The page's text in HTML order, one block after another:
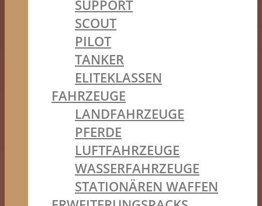
SUPPORT
SCOUT
PILOT
TANKER
ELITEKLASSEN
FAHRZEUGE
LANDFAHRZEUGE
PFERDE
LUFTFAHRZEUGE
WASSERFAHRZEUGE
STATIONÄREN WAFFEN